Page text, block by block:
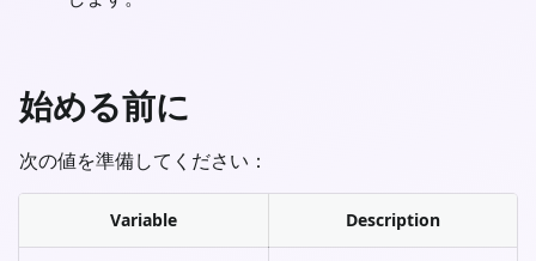
始める前に
次の値を準備してください：
Variable Description